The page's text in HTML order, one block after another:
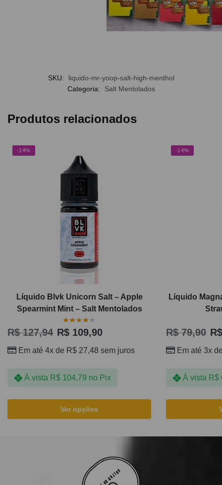
SKU:
liquido-mr-yoop-salt-high-menthol
Categoria:
Salt Mentolados
Produtos relacionados
-14%
Líquido Blvk Unicorn Salt – Apple
Spearmint Mint – Salt Mentolados
R$127,94 R$ 109,90
Em até 4x de R$ 27,48 sem juros
À vista R$104,79 no Pix
Ver opções
-14%
Líquido
R$79,90 R$
Em até 3x
À vista R$